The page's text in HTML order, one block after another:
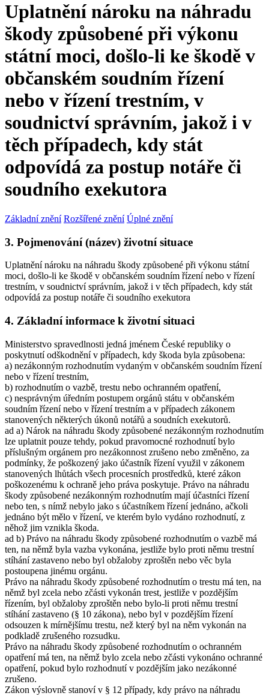
Uplatnění nároku na náhradu
škody způsobené při výkonu
státní moci, došlo-li ke škodě v
občanském soudním řízení
nebo v řízení trestním, v
soudnictví správním, jakož i v
těch případech, kdy stát
odpovídá za postup notáře či
soudního exekutora
Základní znění Rozšířené znění Úplné znění
3. Pojmenování (název) životní situace
Uplatnění nároku na náhradu škody způsobené při výkonu státní
moci, došlo-li ke škodě v občanském soudním řízení nebo v řízení
trestním, v soudnictví správním, jakož i v těch případech, kdy stát
odpovídá za postup notáře či soudního exekutora
4. Základní informace k životní situaci
Ministerstvo spravedlnosti jedná jménem České republiky o
poskytnutí odškodnění v případech, kdy škoda byla způsobena:
a) nezákonným rozhodnutím vydaným v občanském soudním řízení
nebo v řízení trestním,
b) rozhodnutím o vazbě, trestu nebo ochranném opatření,
c) nesprávným úředním postupem orgánů státu v občanském
soudním řízení nebo v řízení trestním a v případech zákonem
stanovených některých úkonů notářů a soudních exekutorů.
ad a) Nárok na náhradu škody způsobené nezákonným rozhodnutím
lze uplatnit pouze tehdy, pokud pravomocné rozhodnutí bylo
příslušným orgánem pro nezákonnost zrušeno nebo změněno, za
podmínky, že poškozený jako účastník řízení využil v zákonem
stanovených lhůtách všech procesních prostředků, které zákon
poškozenému k ochraně jeho práva poskytuje. Právo na náhradu
škody způsobené nezákonným rozhodnutím mají účastníci řízení
nebo ten, s nímž nebylo jako s účastníkem řízení jednáno, ačkoli
jednáno být mělo v řízení, ve kterém bylo vydáno rozhodnutí, z
něhož jim vznikla škoda.
ad b) Právo na náhradu škody způsobené rozhodnutím o vazbě má
ten, na němž byla vazba vykonána, jestliže bylo proti němu trestní
stíhání zastaveno nebo byl obžaloby zproštěn nebo věc byla
postoupena jinému orgánu.
Právo na náhradu škody způsobené rozhodnutím o trestu má ten, na
němž byl zcela nebo zčásti vykonán trest, jestliže v pozdějším
řízením, byl obžaloby zproštěn nebo bylo-li proti němu trestní
stíhání zastaveno (§ 10 zákona), nebo byl v pozdějším řízení
odsouzen k mírnějšímu trestu, než který byl na něm vykonán na
podkladě zrušeného rozsudku.
Právo na náhradu škody způsobené rozhodnutím o ochranném
opatření má ten, na němž bylo zcela nebo zčásti vykonáno ochranné
opatření, pokud bylo rozhodnutí v pozdějším jako nezákonné
zrušeno.
Zákon výslovně stanoví v § 12 případy, kdy právo na náhradu